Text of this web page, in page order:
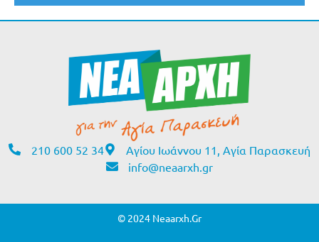
210 600 52 34
Αγίου Ιωάννου 11, Αγία Παρασκευή
info@neaarxh.gr
© 2024 Neaarxh.gr